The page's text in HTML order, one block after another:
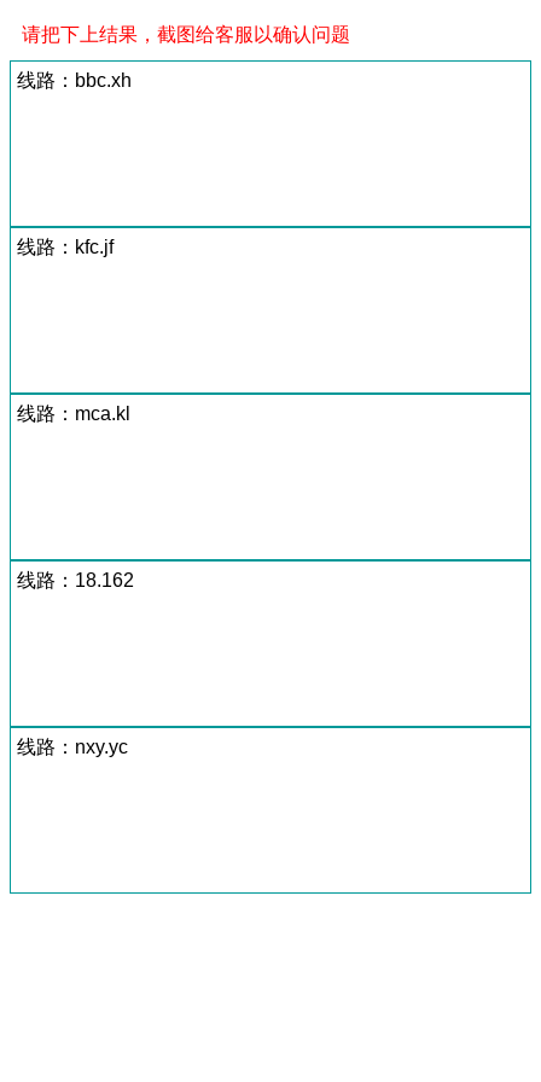
请把下上结果，截图给客服以确认问题
线路：bbc.xh
线路：kfc.jf
线路：mca.kl
线路：18.162
线路：nxy.yc